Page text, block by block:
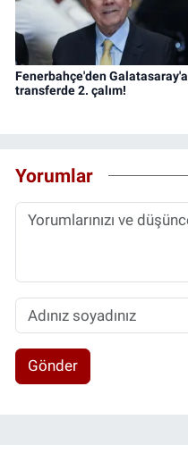
Fenerbahçe'den Galatasaray'a
transferde 2. çalım!
Yorumlar
Gönder